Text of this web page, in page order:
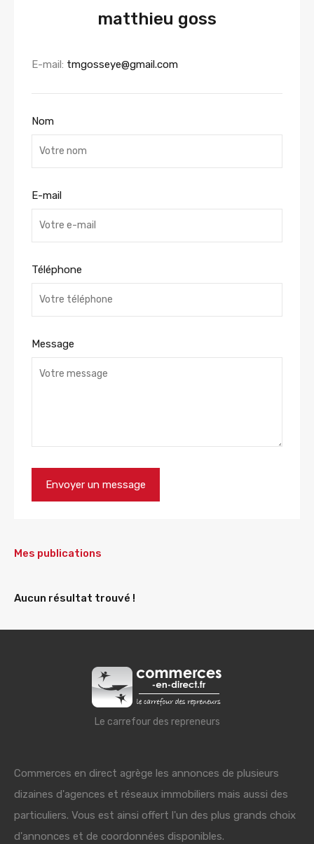
matthieu goss
E-mail: tmgosseye@gmail.com
Nom
E-mail
Téléphone
Message
Mes publications
Aucun résultat trouvé !
Le carrefour des repreneurs
Commerces en direct agrège les annonces de plusieurs
dizaines d'agences et réseaux immobiliers mais aussi des
particuliers. Vous est ainsi offert l'un des plus grands choix
d'annonces et de coordonnées disponibles.